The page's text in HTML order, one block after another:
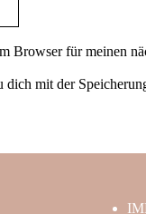
Browser für meinen
mit der